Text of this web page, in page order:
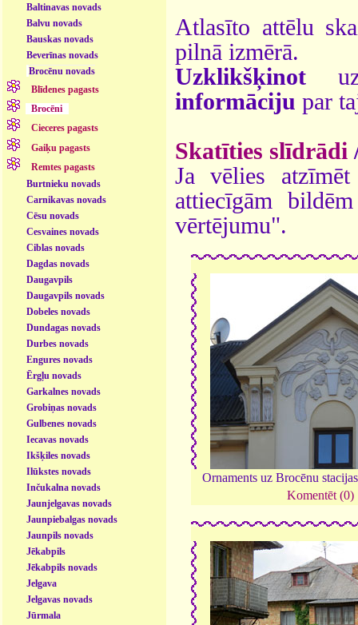
Baltinavas novads
Balvu novads
Bauskas novads
Beverīnas novads
Brocēnu novads
Blīdenes pagasts
Brocēni
Cieceres pagasts
Gaiķu pagasts
Remtes pagasts
Burtnieku novads
Carnikavas novads
Cēsu novads
Cesvaines novads
Ciblas novads
Dagdas novads
Daugavpils
Daugavpils novads
Dobeles novads
Dundagas novads
Durbes novads
Engures novads
Ērgļu novads
Garkalnes novads
Grobiņas novads
Gulbenes novads
Iecavas novads
Ikšķiles novads
Ilūkstes novads
Inčukalna novads
Jaunjelgavas novads
Jaunpiebalgas novads
Jaunpils novads
Jēkabpils
Jēkabpils novads
Jelgava
Jelgavas novads
Jūrmala
Atlasīto attēlu
pilnā izmērā.
Uzklikšķinot
informāciju par
Skatīties slīdrādi
Ja vēlies
attiecīgām
vērtējumu".
Ornaments uz Brocēnu
Komentēt (0)